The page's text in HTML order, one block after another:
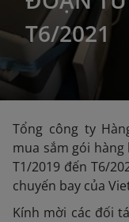
T6/2021
Tổng công ty
mua sắm gói
T1/2019 đến T6/
chuyến bay của
Kính mời các đối